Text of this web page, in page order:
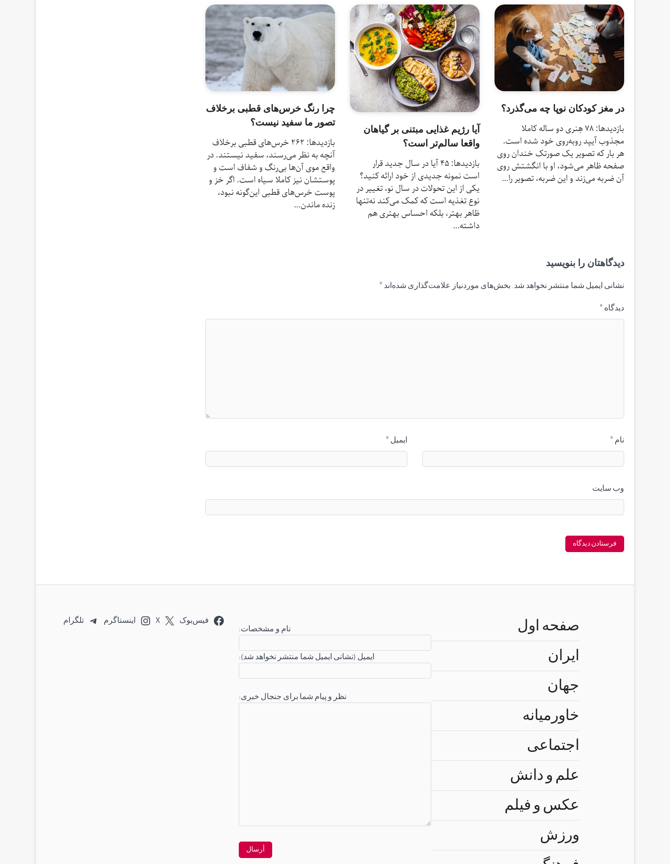
در مغز کودکان نوپا چه می‌گذرد؟
بازدیدها: 78 هِنری دو ساله کاملا
مجذوب آیپد روبه‌روی خود شده است.
هر بار که تصویر یک صورتک خندان روی
صفحه ظاهر می‌شود، او با انگشتش روی
آن ضربه می‌زند و این ضربه، تصویر را…
آیا رژیم غذایی مبتنی بر گیاهان
واقعا سالم‌تر است؟
بازدیدها: 45 آیا در سال جدید قرار
است نمونه جدیدی از خود ارائه کنید؟
یکی از این تحولات در سال نو، تغییر در
نوع تغذیه است که کمک می‌کند نه‌تنها
ظاهر بهتر، بلکه احساس بهتری هم
داشته…
چرا رنگ خرس‌های قطبی برخلاف
تصور ما سفید نیست؟
بازدیدها: 262 خرس‌های قطبی برخلاف
آنچه به نظر می‌رسند، سفید نیستند. در
واقع موی آن‌ها بی‌رنگ و شفاف است و
پوستشان نیز کاملا سیاه است. اگر خز و
پوست خرس‌های قطبی این‌گونه نبود،
زنده ماندن…
دیدگاهتان را بنویسید
نشانی ایمیل شما منتشر نخواهد شد. بخش‌های موردنیاز علامت‌گذاری شده‌اند *
دیدگاه *
نام * ایمیل *
وب‌ سایت
صفحه اول
ایران
جهان
خاورمیانه
اجتماعی
علم و دانش
عکس و فیلم
ورزش
:نام و مشخصات
:ایمیل (نشانی ایمیل شما منتشر نخواهد شد)
:نظر و پیام شما برای جنجال خبری
فیس‌بوک X اینستاگرم تلگرام